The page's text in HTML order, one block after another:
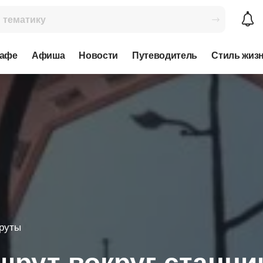
Афиша Новости Путеводитель Стиль